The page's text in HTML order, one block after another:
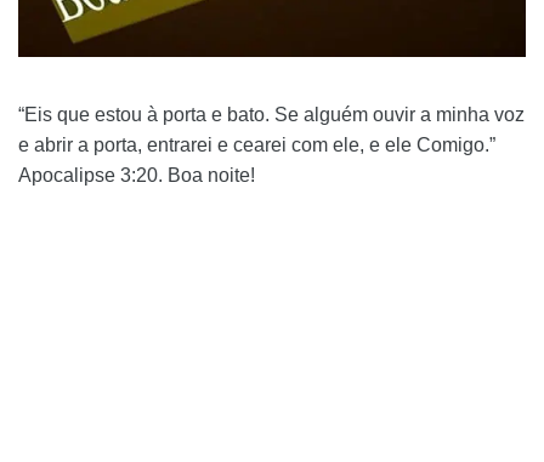
“Eis que estou à porta e bato. Se alguém ouvir a minha voz
e abrir a porta, entrarei e cearei com ele, e ele Comigo.”
Apocalipse 3:20. Boa noite!